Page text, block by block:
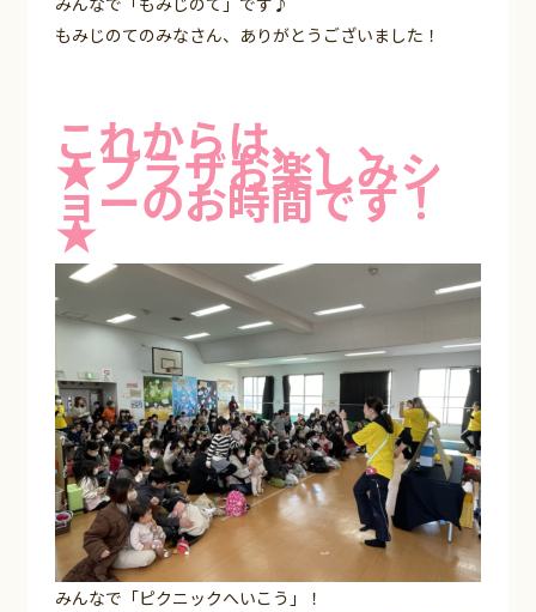
もみじのてのみなさん、ありがとうございました！
これからは、、、
★プラザお楽しみシ
ョーのお時間です！
★
みんなで「ピクニックへいこう」！